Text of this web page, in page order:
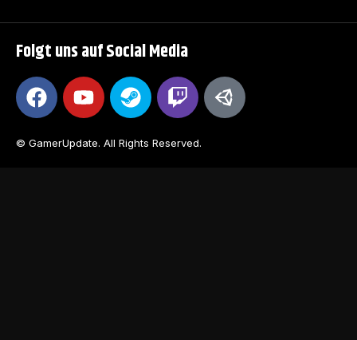
Folgt uns auf Social Media
© GamerUpdate. All Rights Reserved.